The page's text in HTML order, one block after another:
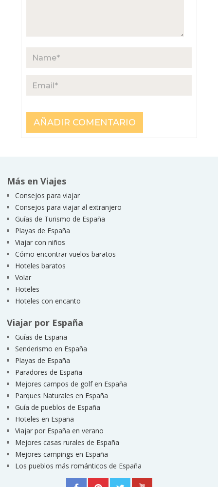
Más en Viajes
Consejos para viajar
Consejos para viajar al extranjero
Guías de Turismo de España
Playas de España
Viajar con niños
Cómo encontrar vuelos baratos
Hoteles baratos
Volar
Hoteles
Hoteles con encanto
Viajar por España
Guías de España
Senderismo en España
Playas de España
Paradores de España
Mejores campos de golf en España
Parques Naturales en España
Guía de pueblos de España
Hoteles en España
Viajar por España en verano
Mejores casas rurales de España
Mejores campings en España
Los pueblos más románticos de España